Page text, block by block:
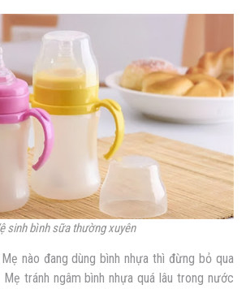
sinh bình sữa thường xuyên
Mẹ nào đang dùng bình nhựa thì đừng bỏ qua
Mẹ tránh ngâm bình nhựa quá lâu trong nước